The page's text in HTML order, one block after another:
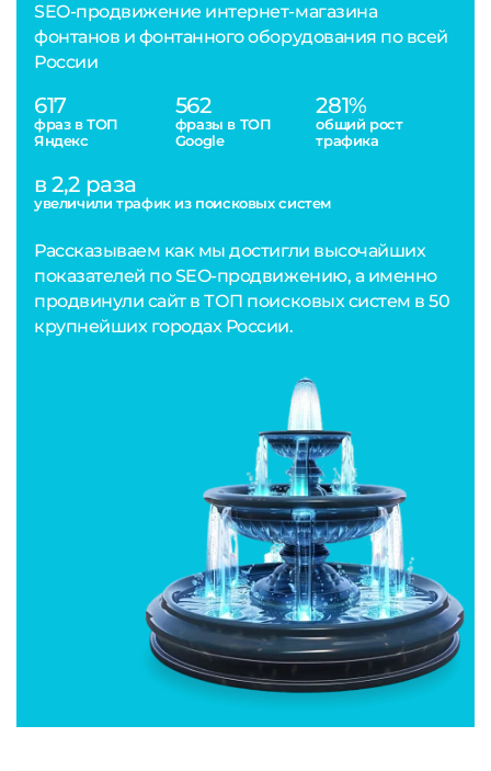
SEO-продвижение интернет-магазина
фонтанов и фонтанного оборудования по всей
России
617
фраз в ТОП
Яндекс
562
фразы в ТОП
Google
281%
общий рост
трафика
в 2,2 раза
увеличили трафик из поисковых систем
Рассказываем как мы достигли высочайших
показателей по SEO-продвижению, а именно
продвинули сайт в ТОП поисковых систем в 50
крупнейших городах России.